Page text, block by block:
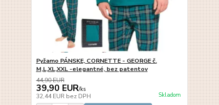
Pyžamo PÁNSKE, CORNETTE - GEORGE č.
M,L,XL,XXL -elegantné, bez patentov
44,90 EUR
39,90 EUR/ks
32,44 EUR bez DPH Skladom